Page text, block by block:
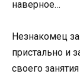
наверное…
Незнакомец
пристально и
своего